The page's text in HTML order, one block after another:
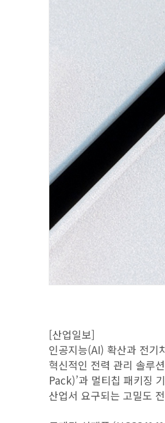
[산업일보]
인공지능(AI) 확산과 전기
혁신적인 전력 관리 솔루
Pack)’과 멀티칩 패키징
산업서 요구되는 고밀도